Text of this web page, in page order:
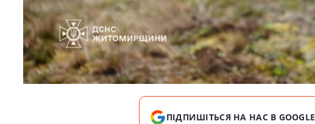
ПІДПИШІТЬСЯ НА НАС В GOOGLE